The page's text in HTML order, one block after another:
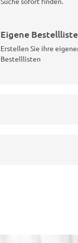
Eigene
Erstellen Sie ihre
Bestelllisten